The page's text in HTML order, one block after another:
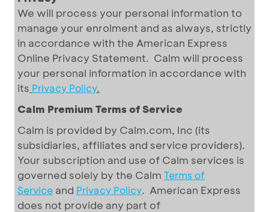
We will process your personal information to
manage your enrolment and as always, strictly
in accordance with the American Express
Online Privacy Statement. Calm will process
your personal information in accordance with
its Privacy Policy.
Calm Premium Terms of Service
Calm is provided by Calm.com, Inc (its
subsidiaries, affiliates and service providers).
Your subscription and use of Calm services is
governed solely by the Calm Terms of
Service and Privacy Policy. American Express
does not provide any part of